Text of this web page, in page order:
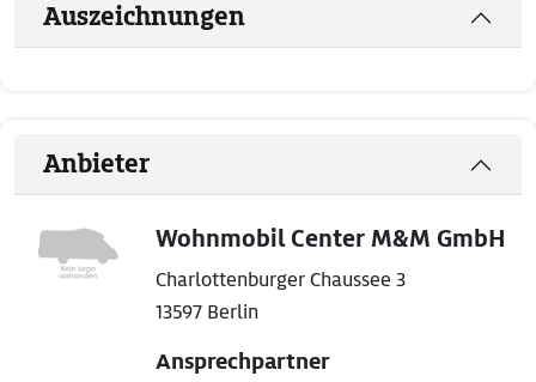
Auszeichnungen
Anbieter
Wohnmobil Center M&M GmbH
Charlottenburger Chaussee 3
13597 Berlin
Ansprechpartner